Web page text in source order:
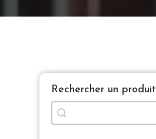
Rechercher un produit
cerca
Rechercher